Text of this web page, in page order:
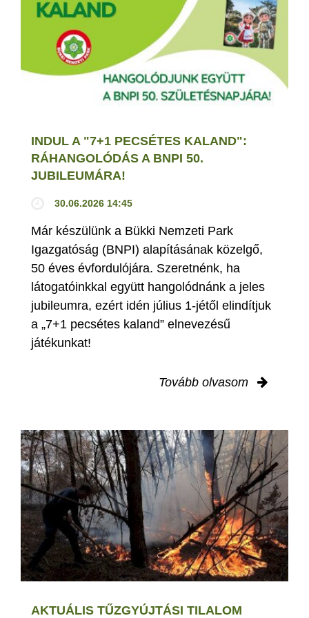
INDUL A "7+1 PECSÉTES KALAND":
RÁHANGOLÓDÁS A BNPI 50.
JUBILEUMÁRA!
30.06.2026 14:45
Már készülünk a Bükki Nemzeti Park
Igazgatóság (BNPI) alapításának közelgő,
50 éves évfordulójára. Szeretnénk, ha
látogatóinkkal együtt hangolódnánk a jeles
jubileumra, ezért idén július 1-jétől elindítjuk
a „7+1 pecsétes kaland” elnevezésű
játékunkat!
Tovább olvasom
AKTUÁLIS TŰZGYÚJTÁSI TILALOM